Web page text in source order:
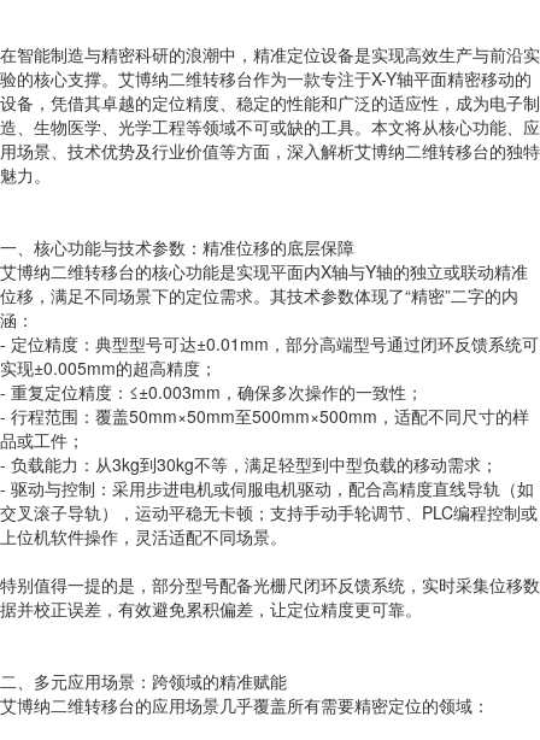
在智能制造与精密科研的浪潮中，精准定位设备是实现高效生产与前沿实
验的核心支撑。艾博纳二维转移台作为一款专注于X-Y轴平面精密移动的
设备，凭借其卓越的定位精度、稳定的性能和广泛的适应性，成为电子制
造、生物医学、光学工程等领域不可或缺的工具。本文将从核心功能、应
用场景、技术优势及行业价值等方面，深入解析艾博纳二维转移台的独特
魅力。
一、核心功能与技术参数：精准位移的底层保障
艾博纳二维转移台的核心功能是实现平面内X轴与Y轴的独立或联动精准
位移，满足不同场景下的定位需求。其技术参数体现了“精密”二字的内
涵：
- 定位精度：典型型号可达±0.01mm，部分高端型号通过闭环反馈系统可
实现±0.005mm的超高精度；
- 重复定位精度：≤±0.003mm，确保多次操作的一致性；
- 行程范围：覆盖50mm×50mm至500mm×500mm，适配不同尺寸的样
品或工件；
- 负载能力：从3kg到30kg不等，满足轻型到中型负载的移动需求；
- 驱动与控制：采用步进电机或伺服电机驱动，配合高精度直线导轨（如
交叉滚子导轨），运动平稳无卡顿；支持手动手轮调节、PLC编程控制或
上位机软件操作，灵活适配不同场景。
特别值得一提的是，部分型号配备光栅尺闭环反馈系统，实时采集位移数
据并校正误差，有效避免累积偏差，让定位精度更可靠。
二、多元应用场景：跨领域的精准赋能
艾博纳二维转移台的应用场景几乎覆盖所有需要精密定位的领域：